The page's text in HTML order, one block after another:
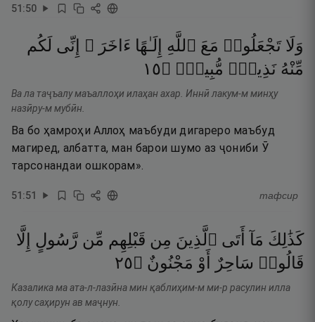
51:50
وَلَا تَجْعَلُوا۟ مَعَ ٱللَّهِ إِلَـٰهًا ءَاخَرَ ۖ إِنِّى لَكُم
مِّنْهُ نَذِيرٌۭ مُّبِينٌۭ ۝٥١
Ва ла таҷъалу маъаллоҳи илаҳан ахар. Иннӣ лакум-м минҳу
назӣру-м мубӣн.
Ва бо ҳамроҳи Аллоҳ маъбуди дигареро маъбуд
магиред, албатта, ман барои шумо аз ҷониби Ӯ
тарсонандаи ошкорам».
51:51 тафсир
كَذَٰلِكَ مَآ أَتَى ٱلَّذِينَ مِن قَبْلِهِم مِّن رَّسُولٍ
إِلَّا
قَالُوا۟ سَاحِرٌ أَوْ مَجْنُونٌ ۝٥٢
Казалика ма ата-л-лазӣна мин қаблиҳим-м ми-р расулин илла
қолу саҳирун ав маҷнун.